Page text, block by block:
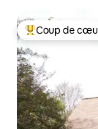
Coups de cœur
Coup de